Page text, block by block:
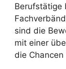
Berufstätige
sind die
mit einer
die